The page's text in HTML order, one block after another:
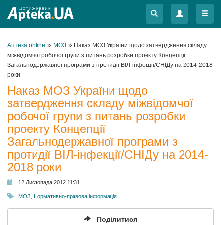
Меню
Меню
Аптека online » МОЗ » Наказ МОЗ України щодо затвердження складу
міжвідомчої робочої групи з питань розробки проекту Концепції
Загальнодержавної програми з протидії ВІЛ-інфекції/СНІДу на 2014-2018
роки
Наказ МОЗ України щодо
затвердження складу міжвідомчої
робочої групи з питань розробки
проекту Концепції
Загальнодержавної програми з
протидії ВІЛ-інфекції/СНІДу на 2014-
2018 роки
12 Листопада 2012 11:31
МОЗ Нормативно-правова інформація
Поділитися